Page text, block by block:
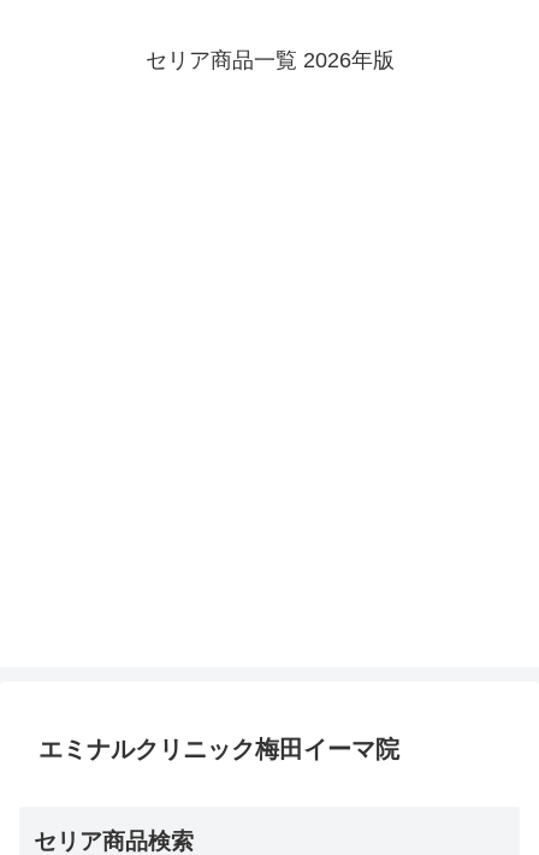
セリア商品一覧 2026年版
エミナルクリニック梅田イーマ院
セリア商品検索